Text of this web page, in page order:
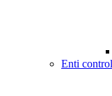
Enti